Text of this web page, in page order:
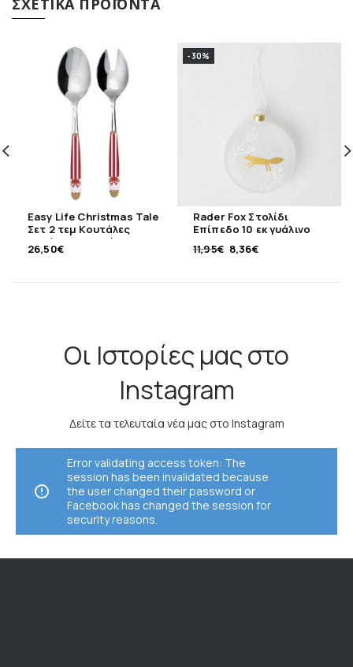
Easy Life Christmas Tale
Σετ 2 τεμ Κουτάλες
σαλάτας ανοξείδωτες
26,50€
-30%
Rader Fox Στολίδι
Επίπεδο 10 εκ γυάλινο
11,95€ 8,36€
Οι Ιστορίες μας στο
Instagram
Δείτε τα τελευταία νέα μας στο Instagram
Error validating access token: The
session has been invalidated because
the user changed their password or
Facebook has changed the session for
security reasons.